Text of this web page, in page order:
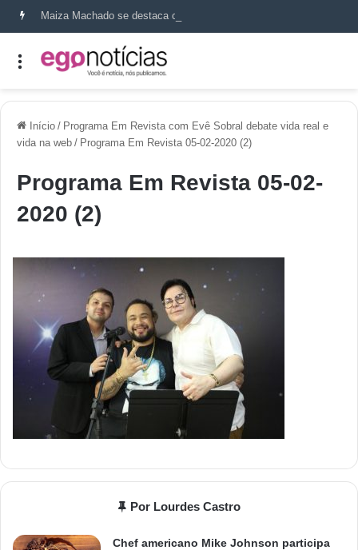
Início / Programa Em Revista com Evê Sobral debate vida real e
vida na web / Programa Em Revista 05-02-2020 (2)
Programa Em Revista 05-02-
2020 (2)
Por Lourdes Castro
Chef americano Mike Johnson participa